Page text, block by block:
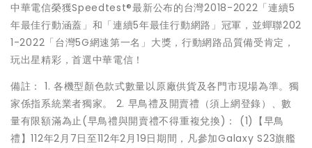
中華電信榮獲Speedtest®最新公布的台灣2018-2022「連續5
年最佳行動涵蓋」和「連續5年最佳行動網路」冠軍，並蟬聯202
1-2022「台灣5G網速第一名」大獎，行動網路品質備受肯定，
玩出星精彩，首選中華電信！
備註： 1. 各機型顏色款式數量以原廠供貨及各門市現場為準。獨
家係指系統業者獨家。 2. 早鳥禮及開賣禮（須上網登錄）、數
量有限額滿為止(早鳥禮與開賣禮不得重複兌換)： (1)【早鳥
禮】112年2月7日至112年2月19日期間，凡參加Galaxy S23旗艦